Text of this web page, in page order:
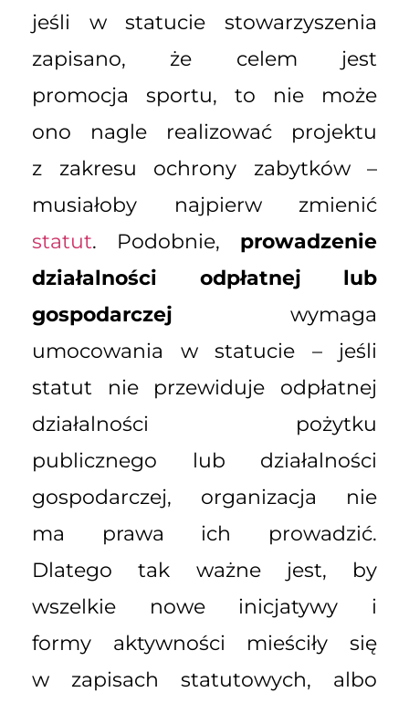
jeśli w statucie stowarzyszenia
zapisano, że celem jest
promocja sportu, to nie może
ono nagle realizować projektu
z zakresu ochrony zabytków –
musiałoby najpierw zmienić
statut. Podobnie, prowadzenie
działalności odpłatnej lub
gospodarczej wymaga
umocowania w statucie – jeśli
statut nie przewiduje odpłatnej
działalności pożytku
publicznego lub działalności
gospodarczej, organizacja nie
ma prawa ich prowadzić.
Dlatego tak ważne jest, by
wszelkie nowe inicjatywy i
formy aktywności mieściły się
w zapisach statutowych, albo